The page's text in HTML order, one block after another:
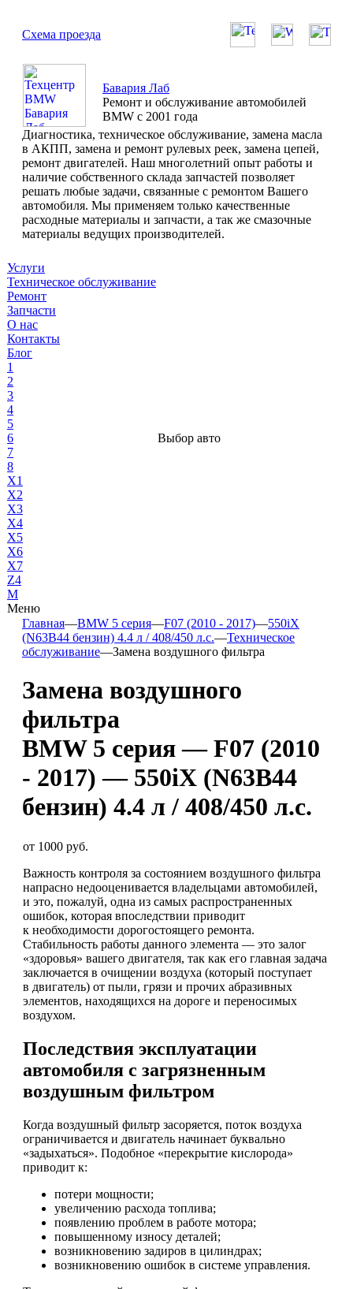
Схема проезда
Бавария Лаб
Ремонт и обслуживание автомобилей
BMW с 2001 года
Диагностика, техническое обслуживание, замена масла
в АКПП, замена и ремонт рулевых реек, замена цепей,
ремонт двигателей. Наш многолетний опыт работы и
наличие собственного склада запчастей позволяет
решать любые задачи, связанные с ремонтом Вашего
автомобиля. Мы применяем только качественные
расходные материалы и запчасти, а так же смазочные
материалы ведущих производителей.
Услуги
Техническое обслуживание
Ремонт
Запчасти
О нас
Контакты
Блог
1
2
3
4
5
6
7
8
X1
X2
X3
X4
X5
X6
X7
Z4
М
Меню
Выбор авто
Главная—BMW 5 серия—F07 (2010 - 2017)—550iX
(N63B44 бензин) 4.4 л / 408/450 л.с.—Техническое
обслуживание—Замена воздушного фильтра
Замена воздушного
фильтра
BMW 5 серия — F07 (2010
- 2017) — 550iX (N63B44
бензин) 4.4 л / 408/450 л.с.
от 1000 руб.
Важность контроля за состоянием воздушного фильтра
напрасно недооценивается владельцами автомобилей,
и это, пожалуй, одна из самых распространенных
ошибок, которая впоследствии приводит
к необходимости дорогостоящего ремонта.
Стабильность работы данного элемента — это залог
«здоровья» вашего двигателя, так как его главная задача
заключается в очищении воздуха (который поступает
в двигатель) от пыли, грязи и прочих абразивных
элементов, находящихся на дороге и переносимых
воздухом.
Последствия эксплуатации
автомобиля с загрязненным
воздушным фильтром
Когда воздушный фильтр засоряется, поток воздуха
ограничивается и двигатель начинает буквально
«задыхаться». Подобное «перекрытие кислорода»
приводит к:
потери мощности;
увеличению расхода топлива;
появлению проблем в работе мотора;
повышенному износу деталей;
возникновению задиров в цилиндрах;
возникновению ошибок в системе управления.